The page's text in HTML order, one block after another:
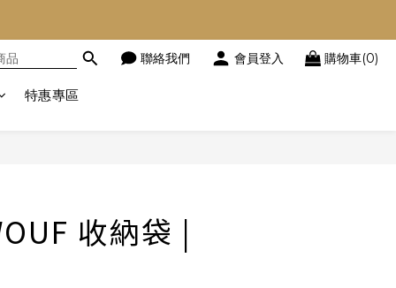
聯絡我們 會員登入 購物車(0)
特惠專區
收納袋 |